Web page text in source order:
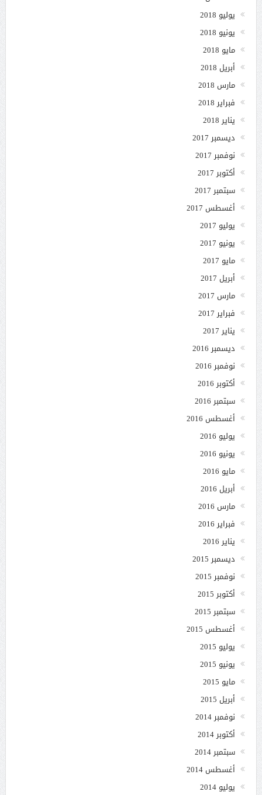
يوليو 2018
يونيو 2018
مايو 2018
أبريل 2018
مارس 2018
فبراير 2018
يناير 2018
ديسمبر 2017
نوفمبر 2017
أكتوبر 2017
سبتمبر 2017
أغسطس 2017
يوليو 2017
يونيو 2017
مايو 2017
أبريل 2017
مارس 2017
فبراير 2017
يناير 2017
ديسمبر 2016
نوفمبر 2016
أكتوبر 2016
سبتمبر 2016
أغسطس 2016
يوليو 2016
يونيو 2016
مايو 2016
أبريل 2016
مارس 2016
فبراير 2016
يناير 2016
ديسمبر 2015
نوفمبر 2015
أكتوبر 2015
سبتمبر 2015
أغسطس 2015
يوليو 2015
يونيو 2015
مايو 2015
أبريل 2015
نوفمبر 2014
أكتوبر 2014
سبتمبر 2014
أغسطس 2014
يوليو 2014